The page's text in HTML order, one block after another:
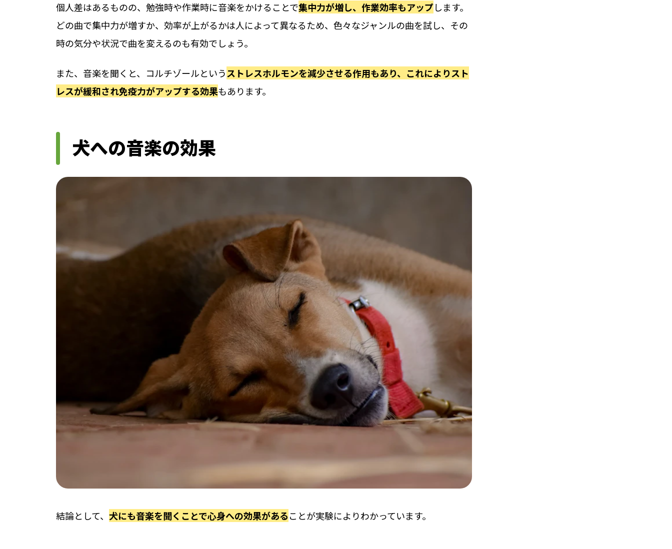
個人差はあるものの、勉強時や作業時に音楽をかけることで集中力が増し、作業効率もアップします。
どの曲で集中力が増すか、効率が上がるかは人によって異なるため、色々なジャンルの曲を試し、その
時の気分や状況で曲を変えるのも有効でしょう。
また、音楽を聞くと、コルチゾールというストレスホルモンを減少させる作用もあり、これによりスト
レスが緩和され免疫力がアップする効果もあります。
犬への音楽の効果
結論として、 犬にも音楽を聞くことで心身への効果があることが実験によりわかっています。